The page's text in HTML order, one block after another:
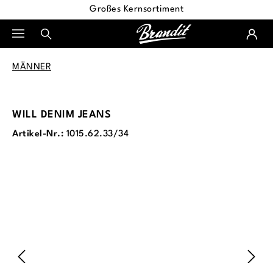
Großes Kernsortiment
MÄNNER
WILL DENIM JEANS
Artikel-Nr.: 1015.62.33/34